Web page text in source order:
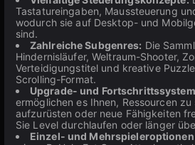
Tastatureingaben, Maussteuerung
wodurch sie auf Desktop- und
sind.
Zahlreiche Subgenres: Die
Hindernisläufer, Weltraum-Shooter,
Verteidigungstitel und kreative
Scrolling-Format.
Upgrade- und
ermöglichen es Ihnen, Ressourcen
aufzurüsten oder neue Fähigkeiten
Sie Level durchlaufen oder länger
Einzel- und